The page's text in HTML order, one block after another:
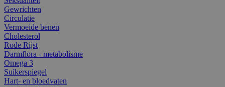
Gewrichten
Circulatie
Vermoeide benen
Cholesterol
Rode Rijst
Darmflora - metabolisme
Omega 3
Suikerspiegel
Hart- en bloedvaten